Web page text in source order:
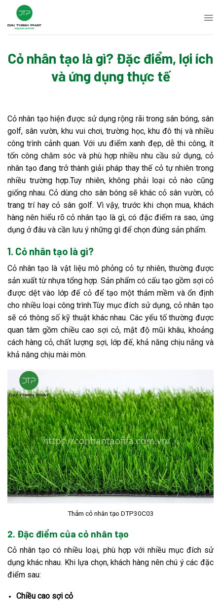
content
Cỏ nhân tạo là gì? Đặc điểm, lợi ích
và ứng dụng thực tế
Cỏ nhân tạo hiện được sử dụng rộng rãi trong sân bóng, sân
golf, sân vườn, khu vui chơi, trường học, khu đô thị và nhiều
công trình cảnh quan. Với ưu điểm xanh đẹp, dễ thi công, ít
tốn công chăm sóc và phù hợp nhiều nhu cầu sử dụng, cỏ
nhân tạo đang trở thành giải pháp thay thế cỏ tự nhiên trong
nhiều trường hợp.Tuy nhiên, không phải loại cỏ nào cũng
giống nhau. Cỏ dùng cho sân bóng sẽ khác cỏ sân vườn, cỏ
trang trí hay cỏ sân golf. Vì vậy, trước khi chọn mua, khách
hàng nên hiểu rõ cỏ nhân tạo là gì, có đặc điểm ra sao, ứng
dụng ở đâu và cần lưu ý những gì để chọn đúng sản phẩm.
1. Cỏ nhân tạo là gì?
Cỏ nhân tạo là vật liệu mô phỏng cỏ tự nhiên, thường được
sản xuất từ nhựa tổng hợp. Sản phẩm có cấu tạo gồm sợi cỏ
được dệt vào lớp đế cỏ để tạo một thảm mềm và ổn định
cho nhiều loại công trình.Tùy mục đích sử dụng, cỏ nhân tạo
sẽ có thông số kỹ thuật khác nhau. Các yếu tố thường được
quan tâm gồm chiều cao sợi cỏ, mật độ mũi khâu, khoảng
cách hàng cỏ, chất lượng sợi, lớp đế, khả năng chịu nắng và
khả năng chịu mài mòn.
Thảm cỏ nhân tạo DTP30C03
2. Đặc điểm của cỏ nhân tạo
Cỏ nhân tạo có nhiều loại, phù hợp với nhiều mục đích sử
dụng khác nhau. Khi lựa chọn, khách hàng nên chú ý các đặc
điểm sau:
Chiều cao sợi cỏ